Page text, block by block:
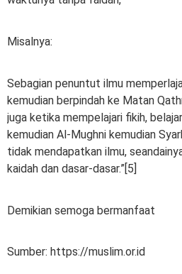
Misalnya:
Sebagian penuntut ilmu
kemudian berpindah ke Matan
juga ketika mempelajari fikih,
kemudian Al-Mughni kemudian
tidak mendapatkan ilmu,
kaidah dan dasar-dasar.”[5]
Demikian semoga bermanfaat
Sumber: https://muslim.or.id